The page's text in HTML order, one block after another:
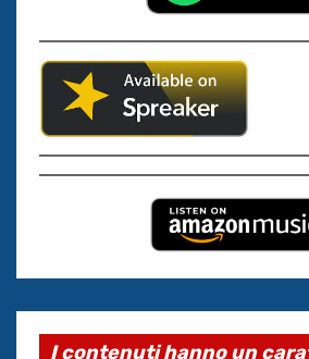
I contenuti hanno un